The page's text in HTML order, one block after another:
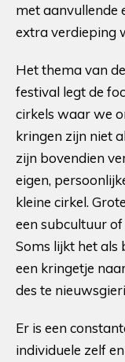
met aanvullende
extra verdieping
Het thema van
festival legt de
cirkels waar we
kringen zijn niet
zijn bovendien
eigen,
kleine cirkel.
een subcultuur
Soms lijkt het
een kringetje
des te
Er is een
individuele zelf